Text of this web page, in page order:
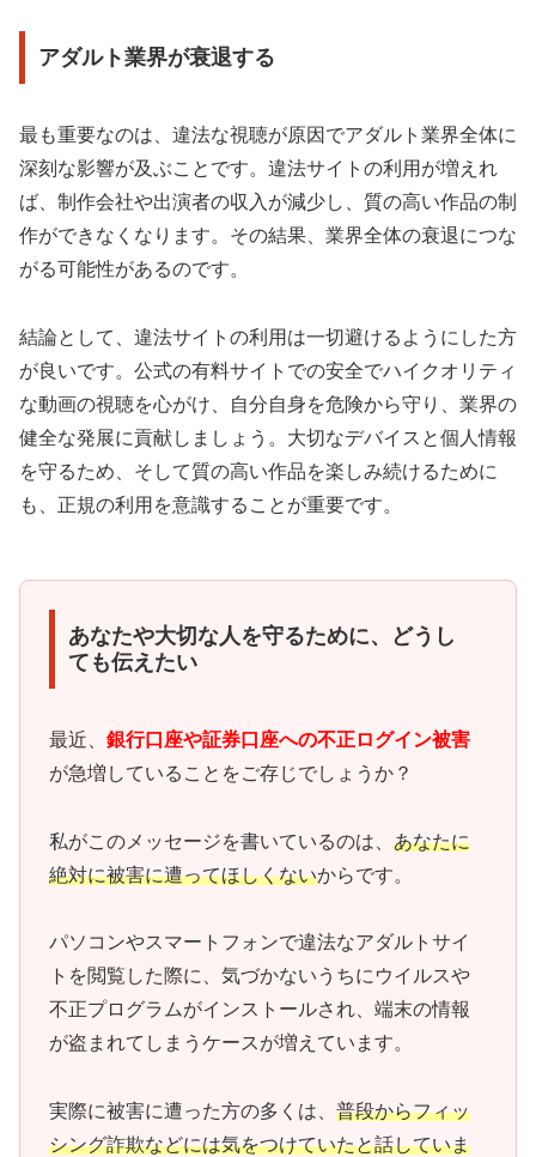
アダルト業界が衰退する
最も重要なのは、違法な視聴が原因でアダルト業界全体に
深刻な影響が及ぶことです。違法サイトの利用が増えれ
ば、制作会社や出演者の収入が減少し、質の高い作品の制
作ができなくなります。その結果、業界全体の衰退につな
がる可能性があるのです。
結論として、違法サイトの利用は一切避けるようにした方
が良いです。公式の有料サイトでの安全でハイクオリティ
な動画の視聴を心がけ、自分自身を危険から守り、業界の
健全な発展に貢献しましょう。大切なデバイスと個人情報
を守るため、そして質の高い作品を楽しみ続けるために
も、正規の利用を意識することが重要です。
あなたや大切な人を守るために、どうし
ても伝えたい
最近、 銀行口座や証券口座への不正ログイン被害
が急増していることをご存じでしょうか？
私がこのメッセージを書いているのは、 あなたに
絶対に被害に遭ってほしくないからです。
パソコンやスマートフォンで違法なアダルトサイ
トを閲覧した際に、気づかないうちにウイルスや
不正プログラムがインストールされ、端末の情報
が盗まれてしまうケースが増えています。
実際に被害に遭った方の多くは、 普段からフィッ
シング詐欺などには気をつけていたと話していま